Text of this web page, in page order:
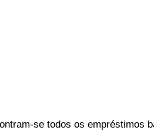
se todos os empréstimos